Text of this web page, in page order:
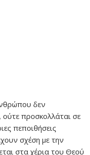
δεν
ούτε προσκολλάται σε
πεποιθήσεις
σχέση με την
στα χέρια του Θεού